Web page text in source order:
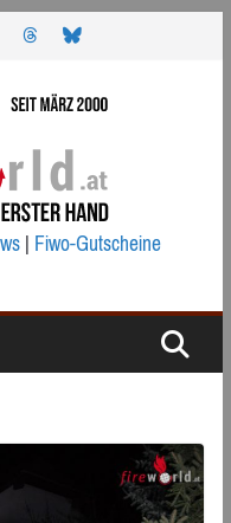
|Fiwo-Gutscheine